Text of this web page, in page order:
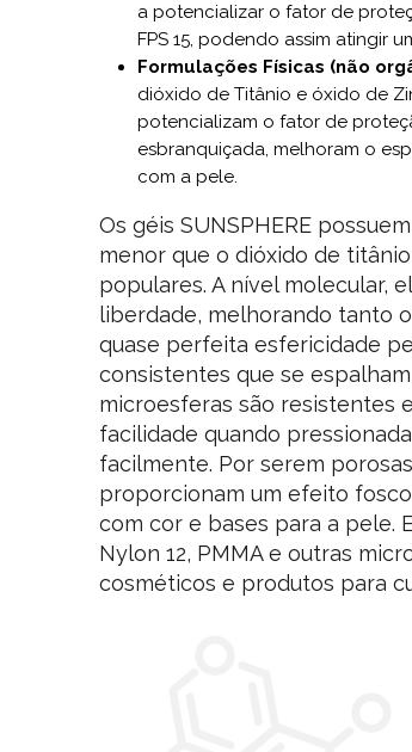
a potencializar o fator de
FPS 15, podendo assim atingir
Formulações Físicas (não
dióxido de Titânio e óxido de
potencializam o fator de
esbranquiçada, melhoram o
com a pele.
Os géis SUNSPHERE
menor que o dióxido de
populares. A nível molecular,
liberdade, melhorando tanto
quase perfeita esfericidade
consistentes que se
microesferas são resistentes
facilidade quando
facilmente. Por serem
proporcionam um efeito
com cor e bases para a pele.
Nylon 12, PMMA e outras
cosméticos e produtos para